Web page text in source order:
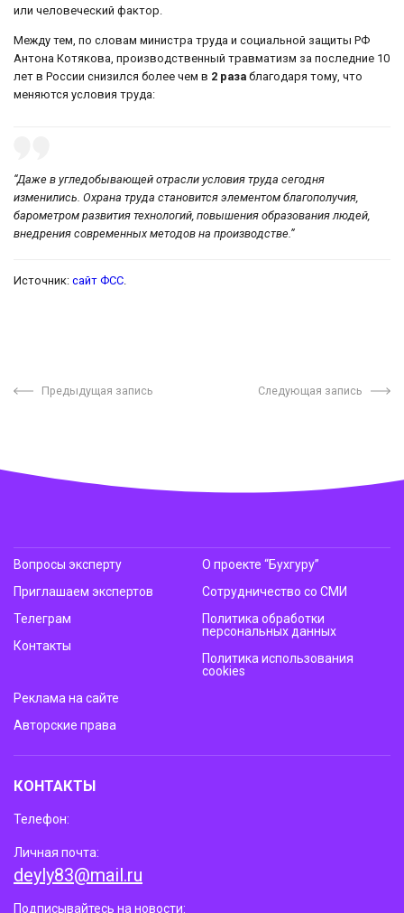
или человеческий фактор.
Между тем, по словам министра труда и социальной защиты РФ
Антона Котякова, производственный травматизм за последние 10
лет в России снизился более чем в 2 раза благодаря тому, что
меняются условия труда:
“Даже в угледобывающей отрасли условия труда сегодня
изменились. Охрана труда становится элементом благополучия,
барометром развития технологий, повышения образования людей,
внедрения современных методов на производстве.”
Источник: сайт ФСС
Предыдущая запись Следующая запись
Вопросы эксперту
Приглашаем экспертов
Телеграм
Контакты
О проекте “Бухгуру”
Сотрудничество со СМИ
Политика обработки
персональных данных
Политика использования
cookies
Реклама на сайте
Авторские права
КОНТАКТЫ
Телефон:
Личная почта:
deyly83@mail.ru
Подписывайтесь на новости: